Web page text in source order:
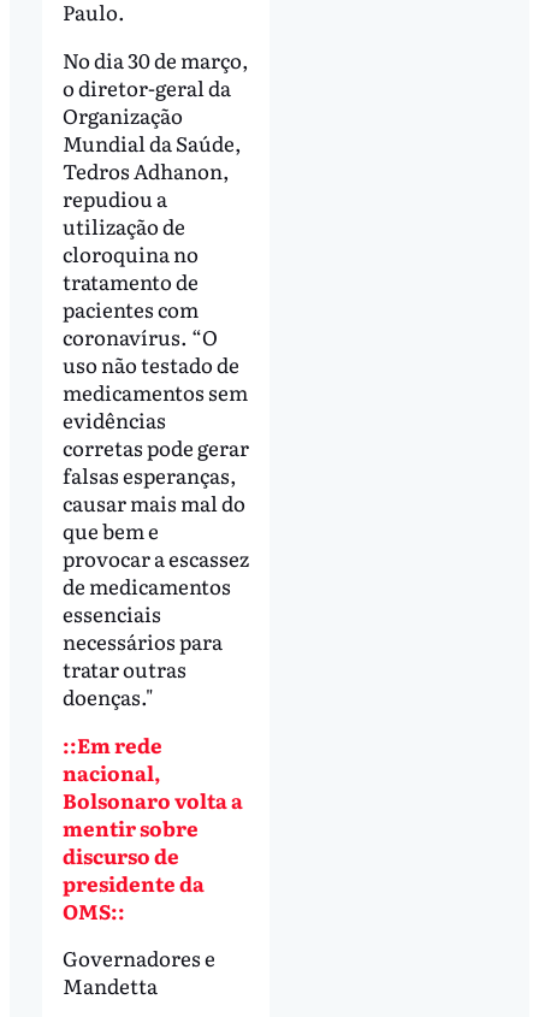
Paulo.
No dia 30 de março,
o diretor-geral da
Organização
Mundial da Saúde,
Tedros Adhanon,
repudiou a
utilização de
cloroquina no
tratamento de
pacientes com
coronavírus. “O
uso não testado de
medicamentos sem
evidências
corretas pode gerar
falsas esperanças,
causar mais mal do
que bem e
provocar a escassez
de medicamentos
essenciais
necessários para
tratar outras
doenças."
::Em rede
nacional,
Bolsonaro volta a
mentir sobre
discurso de
presidente da
OMS::
Governadores e
Mandetta